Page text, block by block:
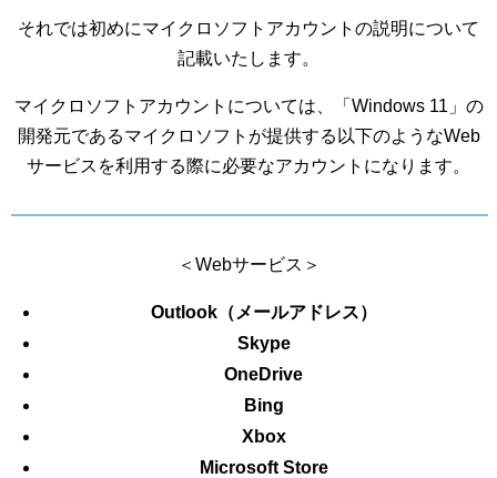
それでは初めにマイクロソフトアカウントの説明について
記載いたします。
マイクロソフトアカウントについては、「Windows 11」の
開発元であるマイクロソフトが提供する以下のようなWeb
サービスを利用する際に必要なアカウントになります。
＜Webサービス＞
Outlook（メールアドレス）
Skype
OneDrive
Bing
Xbox
Microsoft Store